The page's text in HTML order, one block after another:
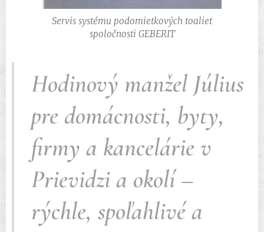
Servis systému podomietkových toaliet
spoločnosti GEBERIT
Hodinový manžel Július
pre domácnosti, byty,
firmy a kancelárie v
Prievidzi a okolí –
rýchle, spoľahlivé a